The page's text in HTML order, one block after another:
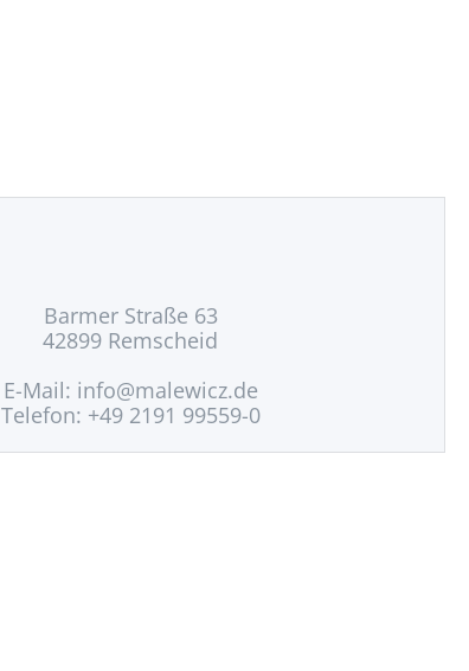
Barmer Straße 63
42899 Remscheid
E-Mail: info@malewicz.de
Telefon: +49 2191 99559-0